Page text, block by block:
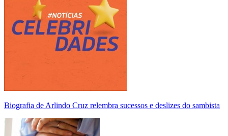
Biografia de Arlindo Cruz relembra sucessos e deslizes do sambista